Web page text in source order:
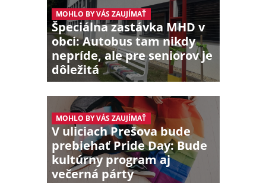
MOHLO BY VÁS ZAUJÍMAŤ
Špeciálna zastávka MHD v
obci: Autobus tam nikdy
nepríde, ale pre seniorov je
dôležitá
MOHLO BY VÁS ZAUJÍMAŤ
V uliciach Prešova bude
prebiehať Pride Day: Bude
kultúrny program aj
večerná párty